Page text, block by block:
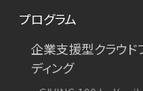
プログラム
企業支援型クラウド
ディング